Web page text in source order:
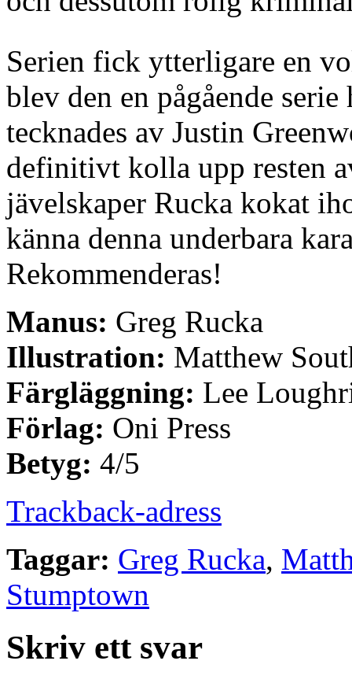
Serien fick ytterligare en
blev den en pågående
tecknades av Justin
definitivt kolla upp resten
jävelskaper Rucka kokat
känna denna underbara
Rekommenderas!
Manus: Greg Rucka
Illustration: Matthew
Färgläggning: Lee
Förlag: Oni Press
Betyg: 4/5
Trackback-adress
Taggar: Greg Rucka,
Stumptown
Skriv ett svar